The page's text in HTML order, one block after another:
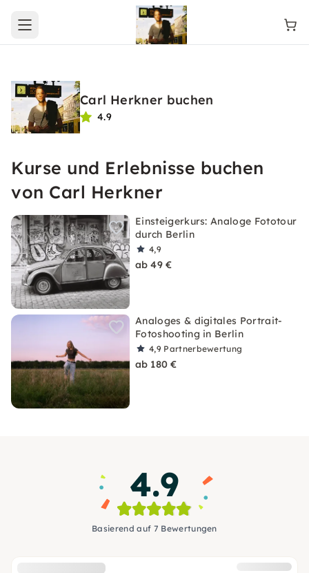
Open main menu
Carl Herkner buchen
4.9
Kurse und Erlebnisse buchen
von Carl Herkner
Einsteigerkurs: Analoge Fototour
durch Berlin
4,9
ab 49 €
Analoges & digitales Portrait-
Fotoshooting in Berlin
4,9 Partnerbewertung
ab 180 €
4.9
Basierend auf 7 Bewertungen